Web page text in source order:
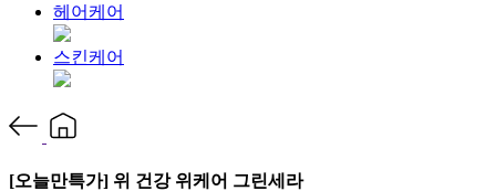
헤어케어
스킨케어
[오늘만특가] 위 건강 위케어 그린세라